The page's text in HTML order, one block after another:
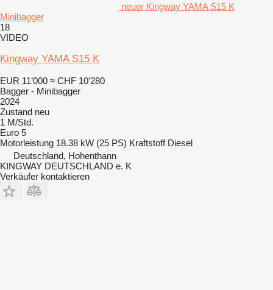
neuer Kingway YAMA S15 K
Minibagger
18
VIDEO
Kingway YAMA S15 K
EUR 11’000 ≈ CHF 10’280
Bagger - Minibagger
2024
Zustand neu
1 M/Std.
Euro 5
Motorleistung 18.38 kW (25 PS) Kraftstoff Diesel
Deutschland, Hohenthann
KINGWAY DEUTSCHLAND e. K
Verkäufer kontaktieren